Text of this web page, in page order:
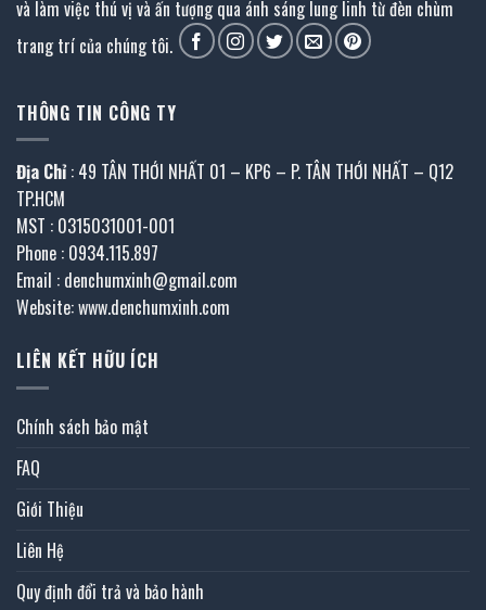
và làm việc thú vị và ấn tượng qua ánh sáng lung linh từ đèn chùm
trang trí của chúng tôi.
THÔNG TIN CÔNG TY
Địa Chỉ : 49 TÂN THỚI NHẤT 01 – KP6 – P. TÂN THỚI NHẤT – Q12
TP.HCM
MST : 0315031001-001
Phone : 0934.115.897
Email : denchumxinh@gmail.com
Website: www.denchumxinh.com
LIÊN KẾT HỮU ÍCH
Chính sách bảo mật
FAQ
Giới Thiệu
Liên Hệ
Quy định đổi trả và bảo hành